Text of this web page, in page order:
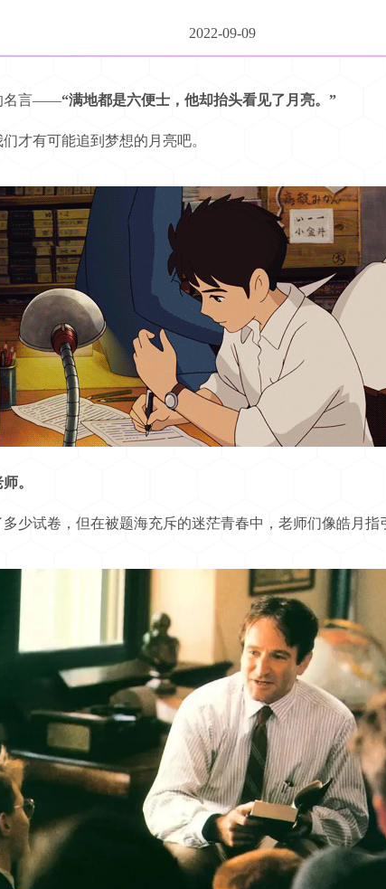
2022-09-09
名言——“满地都是六便士，他却抬头看见了月亮。”
有可能追到梦想的月亮吧。
。
试卷，但在被题海充斥的迷茫青春中，老师们像皓月指